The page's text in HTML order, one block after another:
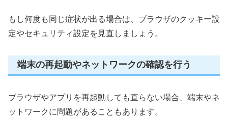
もし何度も同じ症状が出る場合は、ブラウザのクッキー設
定やセキュリティ設定を見直しましょう。
端末の再起動やネットワークの確認を行う
ブラウザやアプリを再起動しても直らない場合、端末やネ
ットワークに問題があることもあります。